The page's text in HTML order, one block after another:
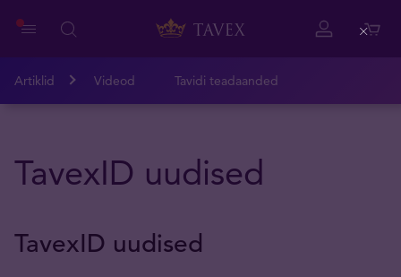
Artiklid Videod Tavidi teadaanded
TavexID uudised
TavexID uudised
Close